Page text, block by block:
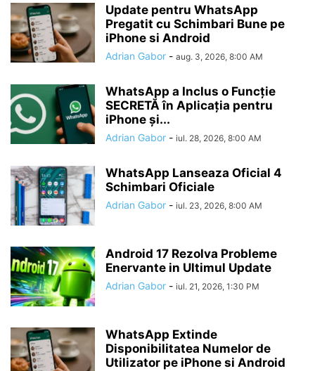
Update pentru WhatsApp
Pregatit cu Schimbari Bune pe
iPhone si Android
Adrian Gabor - aug. 3, 2026, 8:00 AM
WhatsApp a Inclus o Funcție
SECRETĂ în Aplicația pentru
iPhone și...
Adrian Gabor - iul. 28, 2026, 8:00 AM
WhatsApp Lanseaza Oficial 4
Schimbari Oficiale
Adrian Gabor - iul. 23, 2026, 8:00 AM
Android 17 Rezolva Probleme
Enervante in Ultimul Update
Adrian Gabor - iul. 21, 2026, 1:30 PM
WhatsApp Extinde
Disponibilitatea Numelor de
Utilizator pe iPhone si Android